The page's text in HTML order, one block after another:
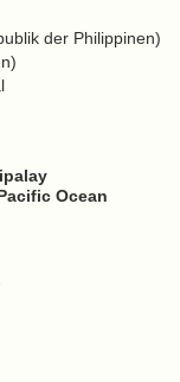
der Philippinen)
Ocean